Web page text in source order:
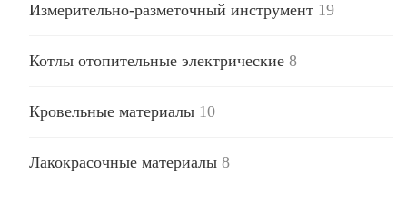
Измерительно-разметочный инструмент 19
Котлы отопительные электрические 8
Кровельные материалы 10
Лакокрасочные материалы 8